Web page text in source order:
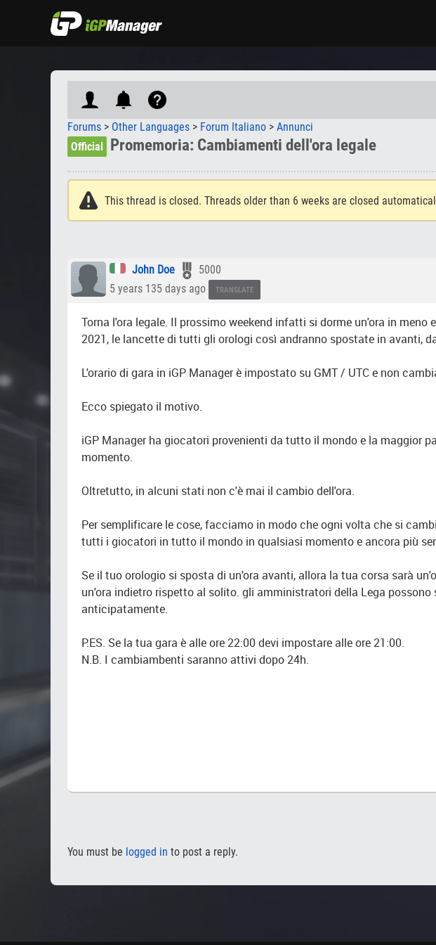
Forums > Other Languages > Forum Italiano > Annunci
Official
Promemoria: Cambiamenti dell'ora legale
This thread is closed. Threads older than 6 weeks are closed
John Doe
5000
5 years 135 days ago
TRANSLATE
Torna l'ora legale. Il prossimo weekend infatti si dorme un'ora in
2021, le lancette di tutti gli orologi così andranno spostate in avanti,
L'orario di gara in iGP Manager è impostato su GMT / UTC e non
Ecco spiegato il motivo.
iGP Manager ha giocatori provenienti da tutto il mondo e la maggior
momento.
Oltretutto, in alcuni stati non c'è mai il cambio dell'ora.
Per semplificare le cose, facciamo in modo che ogni volta che si
tutti i giocatori in tutto il mondo in qualsiasi momento e ancora più
Se il tuo orologio si sposta di un'ora avanti, allora la tua corsa sarà
un'ora indietro rispetto al solito. gli amministratori della Lega
anticipatamente.
P.ES. Se la tua gara è alle ore 22:00 devi impostare alle ore 21:00.
N.B. I cambiambenti saranno attivi dopo 24h.
You must be logged in to post a reply.